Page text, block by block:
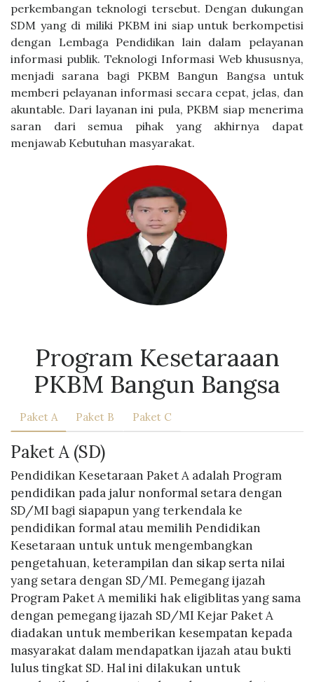
perkembangan teknologi tersebut. Dengan dukungan
SDM yang di miliki PKBM ini siap untuk berkompetisi
dengan Lembaga Pendidikan lain dalam pelayanan
informasi publik. Teknologi Informasi Web khususnya,
menjadi sarana bagi PKBM Bangun Bangsa untuk
memberi pelayanan informasi secara cepat, jelas, dan
akuntable. Dari layanan ini pula, PKBM siap menerima
saran dari semua pihak yang akhirnya dapat
menjawab Kebutuhan masyarakat.
Program Kesetaraaan
PKBM Bangun Bangsa
Paket A Paket B Paket C
Paket A (SD)
Pendidikan Kesetaraan Paket A adalah Program
pendidikan pada jalur nonformal setara dengan
SD/MI bagi siapapun yang terkendala ke
pendidikan formal atau memilih Pendidikan
Kesetaraan untuk untuk mengembangkan
pengetahuan, keterampilan dan sikap serta nilai
yang setara dengan SD/MI. Pemegang ijazah
Program Paket A memiliki hak eligiblitas yang sama
dengan pemegang ijazah SD/MI Kejar Paket A
diadakan untuk memberikan kesempatan kepada
masyarakat dalam mendapatkan ijazah atau bukti
lulus tingkat SD. Hal ini dilakukan untuk